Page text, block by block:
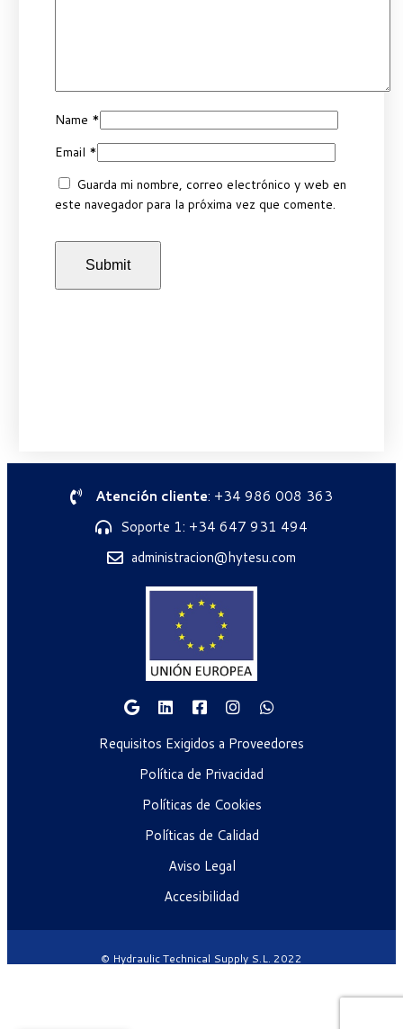
Name *
Email *
Guarda mi nombre, correo electrónico y web en
este navegador para la próxima vez que comente.
Atención cliente: +34 986 008 363
Soporte 1: +34 647 931 494
administracion@hytesu.com
Requisitos Exigidos a Proveedores
Política de Privacidad
Políticas de Cookies
Políticas de Calidad
Aviso Legal
Accesibilidad
© Hydraulic Technical Supply S.L. 2022